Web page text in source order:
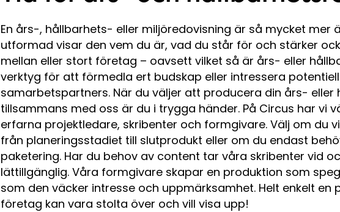
En års-, hållbarhets- eller miljöredovisning är så mycket mer
utformad visar den vem du är, vad du står för och stärker
mellan eller stort företag – oavsett vilket så är års- eller
verktyg för att förmedla ert budskap eller intressera
samarbetspartners. När du väljer att producera din års- eller
tillsammans med oss är du i trygga händer. På Circus har vi
erfarna projektledare, skribenter och formgivare. Välj om du
från planeringsstadiet till slutprodukt eller om du endast
paketering. Har du behov av content tar våra skribenter vid
lättillgänglig. Våra formgivare skapar en produktion som
som den väcker intresse och uppmärksamhet. Helt enkelt
företag kan vara stolta över och vill visa upp!